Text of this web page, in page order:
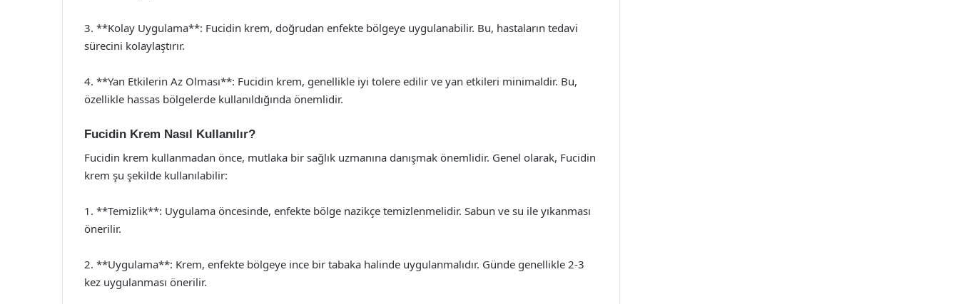
3. **Kolay Uygulama**: Fucidin krem, doğrudan enfekte bölgeye uygulanabilir. Bu, hastaların tedavi
sürecini kolaylaştırır.
4. **Yan Etkilerin Az Olması**: Fucidin krem, genellikle iyi tolere edilir ve yan etkileri minimaldir. Bu,
özellikle hassas bölgelerde kullanıldığında önemlidir.
Fucidin Krem Nasıl Kullanılır?
Fucidin krem kullanmadan önce, mutlaka bir sağlık uzmanına danışmak önemlidir. Genel olarak, Fucidin
krem şu şekilde kullanılabilir:
1. **Temizlik**: Uygulama öncesinde, enfekte bölge nazikçe temizlenmelidir. Sabun ve su ile yıkanması
önerilir.
2. **Uygulama**: Krem, enfekte bölgeye ince bir tabaka halinde uygulanmalıdır. Günde genellikle 2-3
kez uygulanması önerilir.